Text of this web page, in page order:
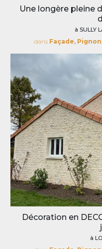
Une longère pleine
à SULLY
dans Façade,
Décoration en
à